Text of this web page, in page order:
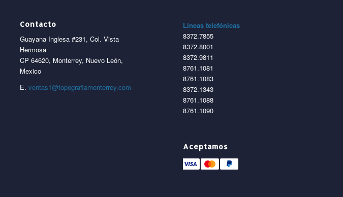
Contacto
Guayana Inglesa #231, Col. Vista
Hermosa
CP 64620, Monterrey, Nuevo León,
Mexico
E.ventas1@topografiamonterrey.com
Líneas telefónicas
8372.7855
8372.8001
8372.9811
8761.1081
8761.1083
8372.1343
8761.1088
8761.1090
Aceptamos